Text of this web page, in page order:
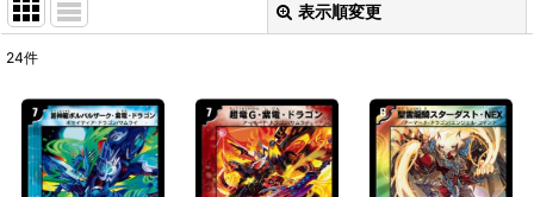
表示順変更
並び順:
24件